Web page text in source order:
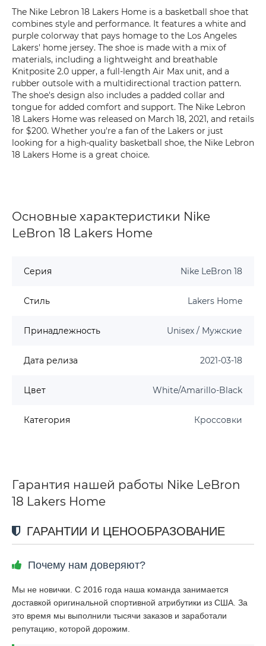
The Nike Lebron 18 Lakers Home is a basketball shoe that
combines style and performance. It features a white and
purple colorway that pays homage to the Los Angeles
Lakers' home jersey. The shoe is made with a mix of
materials, including a lightweight and breathable
Knitposite 2.0 upper, a full-length Air Max unit, and a
rubber outsole with a multidirectional traction pattern.
The shoe's design also includes a padded collar and
tongue for added comfort and support. The Nike Lebron
18 Lakers Home was released on March 18, 2021, and retails
for $200. Whether you're a fan of the Lakers or just
looking for a high-quality basketball shoe, the Nike Lebron
18 Lakers Home is a great choice.
Основные характеристики Nike
LeBron 18 Lakers Home
Серия Nike LeBron 18
Стиль Lakers Home
Принадлежность Unisex / Мужские
Дата релиза 2021-03-18
Цвет White/Amarillo-Black
Категория Кроссовки
Гарантия нашей работы Nike LeBron
18 Lakers Home
ГАРАНТИИ И ЦЕНООБРАЗОВАНИЕ
Почему нам доверяют?
Мы не новички. С 2016 года наша команда занимается
доставкой оригинальной спортивной атрибутики из США. За
это время мы выполнили тысячи заказов и заработали
репутацию, которой дорожим.